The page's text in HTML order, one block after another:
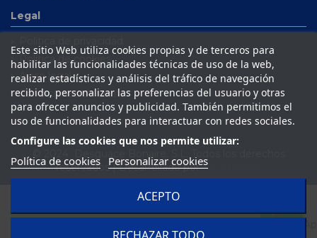
Legal
Política de cookies
Aviso legal
Condiciones de venta
Este sitio Web utiliza cookies propias y de terceros para
habilitar las funcionalidades técnicas de uso de la web,
realizar estadísticas y análisis del tráfico de navegación
recibido, personalizar las preferencias del usuario y otras
para ofrecer anuncios y publicidad. También permitimos el
uso de funcionalidades para interactuar con redes sociales.
Configure las cookies que nos permite utilizar:
Política de cookies Personalizar cookies
ACEPTO
reservados | Desarrollado porSeintosoft